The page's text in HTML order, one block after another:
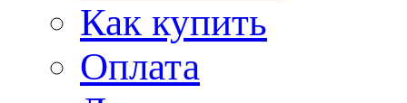
Как купить
Оплата